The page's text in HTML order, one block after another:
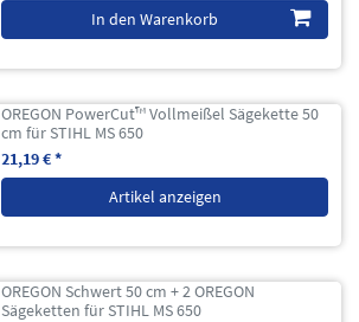
In den Warenkorb
OREGON PowerCut™ Vollmeißel Sägekette 50
cm für STIHL MS 650
21,19 € *
Artikel anzeigen
OREGON Schwert 50 cm + 2 OREGON
Sägeketten für STIHL MS 650